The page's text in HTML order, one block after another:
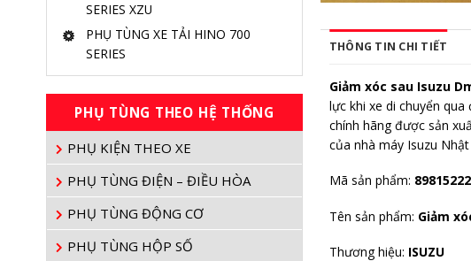
SERIES XZU
PHỤ TÙNG XE TẢI HINO 700
SERIES
PHỤ TÙNG THEO HỆ THỐNG
PHỤ KIỆN THEO XE
PHỤ TÙNG ĐIỆN – ĐIỀU HÒA
PHỤ TÙNG ĐỘNG CƠ
PHỤ TÙNG HỘP SỐ
THÔNG TIN CHI TIẾT
Giảm xóc sau Isuzu
lực khi xe di chuyển
chính hãng được sản
của nhà máy Isuzu
Mã sản phẩm:
Tên sản phẩm: Giảm
Thương hiệu: ISUZU